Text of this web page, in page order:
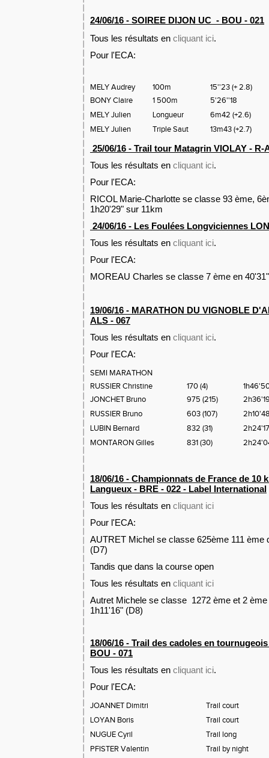
24/06/16 - SOIREE DIJON UC - BOU - 021
Tous les résultats en cliquant ici.
Pour l'ECA:
MELY Audrey 100m 15''23(+ 2.8)
BONY Claire
1 500m
5'26''18
MELY Julien
Longueur 6m42 (+2.6)
MELY Julien
Triple Saut 13m43(+2.7)
25/06/16 - Trail tour Matagrin VIOLAY - R-
Tous les résultats en cliquant ici.
Pour l'ECA:
RICOL Marie-Charlotte se classe 93 ème,
1h20'29" sur 11km
24/06/16 - Les Foulées Longviciennes
Tous les résultats en cliquant ici.
Pour l'ECA:
MOREAU Charles se classe 7 ème en
19/06/16 - MARATHON DU VIGNOBLE
ALS - 067
Tous les résultats en cliquant ici.
Pour l'ECA:
SEMI MARATHON
RUSSIER Christine
170 (4)
JONCHET Bruno
975 (215)
RUSSIER Bruno
603 (107)
LUBIN Bernard
832 (31)
MONTARON Gilles
831 (30)
18/06/16 - Championnats de France de 10
Langueux - BRE - 022 - Label International
Tous les résultats en cliquant ici
Pour l'ECA:
AUTRET Michel se classe 625ème 111 ème
(D7)
Tandis que dans la course open
Tous les résultats en cliquant ici
Autret Michele se classe 1272 ème et 2
1h11'16" (D8)
18/06/16 - Trail des cadoles en
BOU - 071
Tous les résultats en cliquant ici.
Pour l'ECA:
JOANNET Dimitri
Trail court
LOYAN Boris
Trail court
NUGUE Cyril
Trail long
PFISTER Valentin
Trail by night